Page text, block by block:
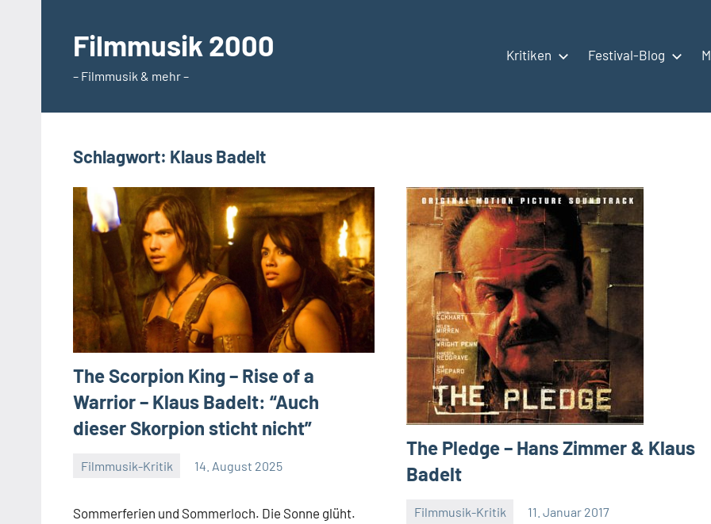
springenFilmmusik 2000
– Filmmusik & mehr –
Kritiken Festival-Blog
Schlagwort: Klaus Badelt
The Scorpion King – Rise of a
Warrior – Klaus Badelt: “Auch
dieser Skorpion sticht nicht”
Filmmusik-Kritik 14. August 2025
Sommerferien und Sommerloch. Die Sonne glüht.
The Pledge – Hans Zimmer & Klaus
Badelt
Filmmusik-Kritik 11. Januar 2017